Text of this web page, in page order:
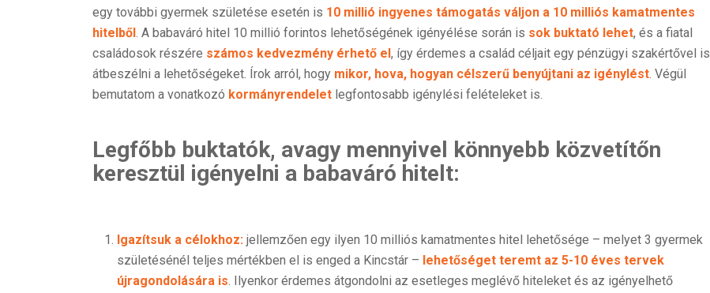
egy további gyermek születése esetén is 10 millió ingyenes támogatás váljon a 10 milliós kamatmentes
hitelből. A babaváró hitel 10 millió forintos lehetőségének igényélése során is sok buktató lehet, és a fiatal
családosok részére számos kedvezmény érhető el, így érdemes a család céljait egy pénzügyi szakértővel is
átbeszélni a lehetőségeket. Írok arról, hogy mikor, hova, hogyan célszerű benyújtani az igénylést. Végül
bemutatom a vonatkozó kormányrendelet legfontosabb igénylési felételeket is.
Legfőbb buktatók, avagy mennyivel könnyebb közvetítőn
keresztül igényelni a babaváró hitelt:
Igazítsuk a célokhoz: jellemzően egy ilyen 10 milliós kamatmentes hitel lehetősége – melyet 3 gyermek
születésénél teljes mértékben el is enged a Kincstár – lehetőséget teremt az 5-10 éves tervek
újragondolására is. Ilyenkor érdemes átgondolni az esetleges meglévő hiteleket és az igényelhető